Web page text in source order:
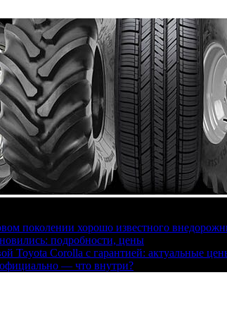
поколении хорошо известного
подробности, цены
Toyota Corolla с гарантией: актуальные
— что внутри?